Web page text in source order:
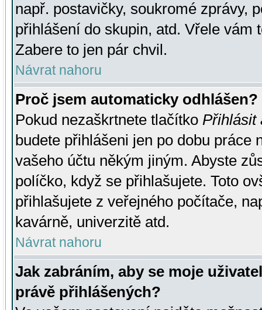
např. postavičky, soukromé zprávy,
přihlášení do skupin, atd. Vřele vám
Zabere to jen pár chvil.
Návrat nahoru
Proč jsem automaticky odhlášen?
Pokud nezaškrtnete tlačítko Přihlásit
budete přihlášeni jen po dobu práce
vašeho účtu někým jiným. Abyste
políčko, když se přihlašujete. Toto
přihlašujete z veřejného počítače,
kavárně, univerzitě atd.
Návrat nahoru
Jak zabráním, aby se moje
právě přihlášených?